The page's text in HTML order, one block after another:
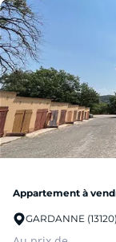
Les atouts de ce bien :
Résidence de moins de
Appartement lumineux
Terrasse et balcon
Un double parking en
Places de
Toutes les commodités
services?
Vous profiterez d'un
du 13? arrondissement
Idéal pour un couple,
Nous consulter pour
Bien en copropriété ,
Appartement à
GARDANNE (13120)